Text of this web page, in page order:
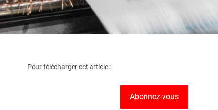
Pour télécharger cet article :
Abonnez-vous